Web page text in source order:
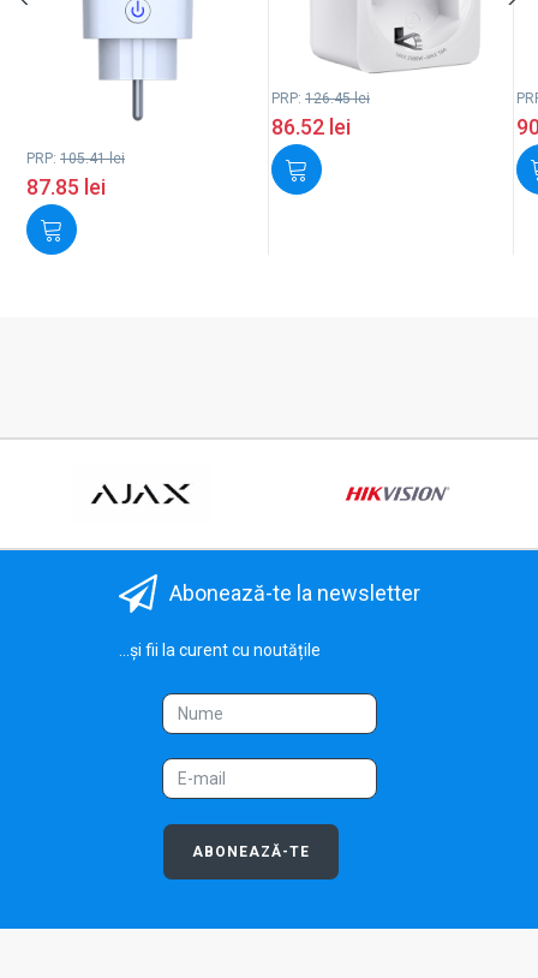
PRP: 105.41lei
87.85 lei
PRP: 126.45lei
86.52 lei
Abonează-te la newsletter
...și fii la curent cu noutățile
ABONEAZĂ-TE